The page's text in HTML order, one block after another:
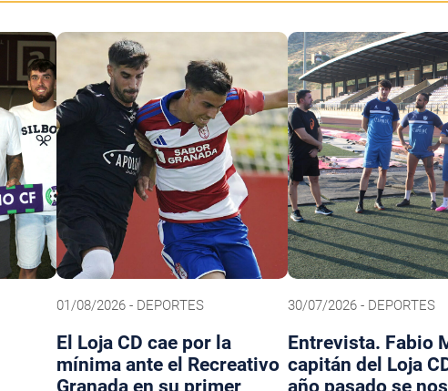
01/08/2026 - DEPORTES
El Loja CD cae por la
mínima ante el Recreativo
Granada en su primer
30/07/2026 - DEPORTES
Entrevista. Fabio
capitán del Loja
año pasado se